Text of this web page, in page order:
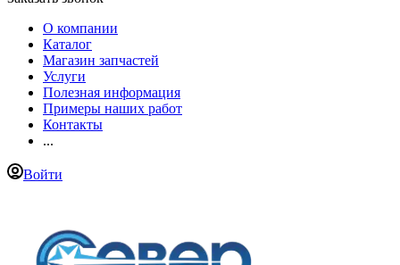
О компании
Каталог
Магазин запчастей
Услуги
Полезная информация
Примеры наших работ
Контакты
...
Войти